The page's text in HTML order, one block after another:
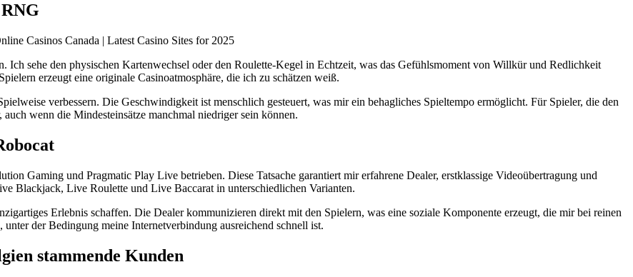
sehe den physischen Kartenwechsel oder den Roulette-Kegel in Echtzeit, was das Gefühlsmoment von Willkür und Redlichkeit
erzeugt eine originale Casinoatmosphäre, die ich zu schätzen weiß.
verbessern. Die Geschwindigkeit ist menschlich gesteuert, was mir ein behagliches Spieltempo ermöglicht. Für Spieler, die den
wenn die Mindesteinsätze manchmal niedriger sein können.
Gaming und Pragmatic Play Live betrieben. Diese Tatsache garantiert mir erfahrene Dealer, erstklassige Videoübertragung und
Blackjack, Live Roulette und Live Baccarat in unterschiedlichen Varianten.
Erlebnis schaffen. Die Dealer kommunizieren direkt mit den Spielern, was eine soziale Komponente erzeugt, die mir bei reinen
der Bedingung meine Internetverbindung ausreichend schnell ist.
stammende Kunden